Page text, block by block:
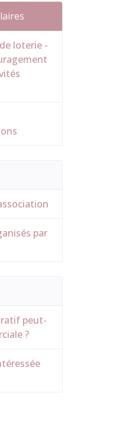
loterie -
par
peut-
?